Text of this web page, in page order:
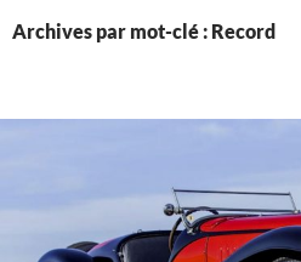
Archives par mot-clé : Record